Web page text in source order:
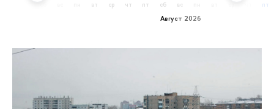
вт ср чт пт
Август 2026
сб вс пт